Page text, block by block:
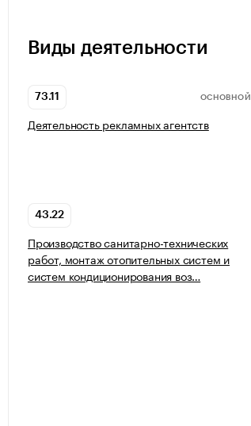
Виды деятельности
73.11 ОСНОВНОЙ
Деятельность рекламных агентств
43.22
Производство санитарно-технических
работ, монтаж отопительных систем и
систем кондиционирования воз…